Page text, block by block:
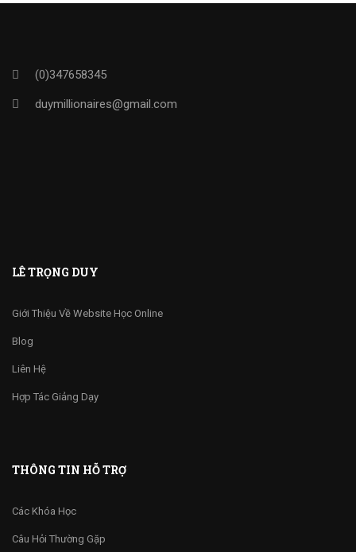
(0)347658345
duymillionaires@gmail.com
LÊ TRỌNG DUY
Giới Thiệu Về Website Học Online
Blog
Liên Hệ
Hợp Tác Giảng Dạy
THÔNG TIN HỖ TRỢ
Các Khóa Học
Câu Hỏi Thường Gặp